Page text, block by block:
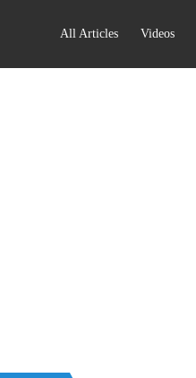
All Articles Videos